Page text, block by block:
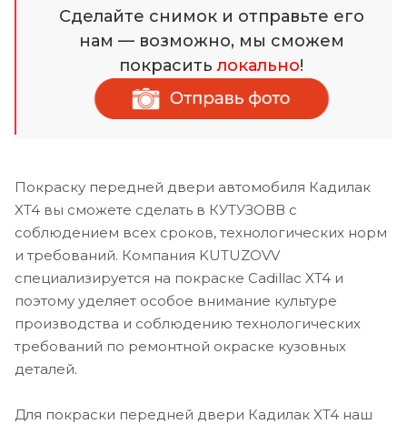
Сделайте снимок и отправьте его
нам — возможно, мы сможем
покраситьлокально!
Покраску передней двери автомобиля Кадилак
XT4 вы сможете сделать в КУТУЗОВВ с
соблюдением всех сроков, технологических норм
и требований. Компания KUTUZOVV
специализируется на покраске Cadillac XT4 и
поэтому уделяет особое внимание культуре
производства и соблюдению технологических
требований по ремонтной окраске кузовных
деталей.
Для покраски передней двери Кадилак XT4 наш